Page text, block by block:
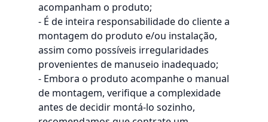
acompanham o produto;
- É de inteira responsabilidade do cliente a
montagem do produto e/ou instalação,
assim como possíveis irregularidades
provenientes de manuseio inadequado;
- Embora o produto acompanhe o manual
de montagem, verifique a complexidade
antes de decidir montá-lo sozinho,